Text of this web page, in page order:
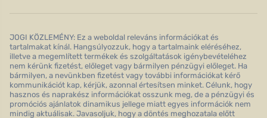
JOGI KÖZLEMÉNY: Ez a weboldal releváns információkat és
tartalmakat kínál. Hangsúlyozzuk, hogy a tartalmaink eléréséhez,
illetve a megemlített termékek és szolgáltatások igénybevételéhez
nem kérünk fizetést, előleget vagy bármilyen pénzügyi előleget. Ha
bármilyen, a nevünkben fizetést vagy további információkat kérő
kommunikációt kap, kérjük, azonnal értesítsen minket. Célunk, hogy
hasznos és naprakész információkat osszunk meg, de a pénzügyi és
promóciós ajánlatok dinamikus jellege miatt egyes információk nem
mindig aktuálisak. Javasoljuk, hogy a döntés meghozatala előtt